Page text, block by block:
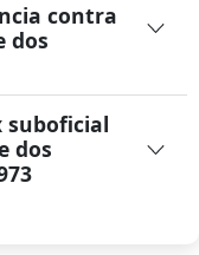
contra
dos
suboficial
dos